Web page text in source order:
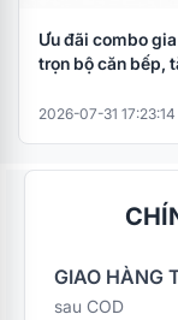
Ưu đãi combo
trọn bộ căn bếp,
2026-07-31 17:23:14
GIAO HÀNG
sau COD